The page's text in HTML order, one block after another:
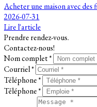
Acheter une maison avec des
2026-07-31
Lire l'article
Prendre rendez-vous.
Contactez-nous!
Nom complet *
Courriel *
Téléphone *
Téléphone *